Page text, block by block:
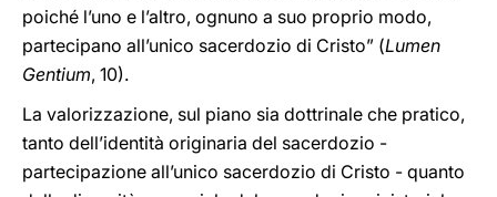
poiché l’uno e l’altro, ognuno a suo proprio modo,
partecipano all’unico sacerdozio di Cristo” (Lumen
Gentium, 10).
La valorizzazione, sul piano sia dottrinale che pratico,
tanto dell’identità originaria del sacerdozio -
partecipazione all’unico sacerdozio di Cristo - quanto